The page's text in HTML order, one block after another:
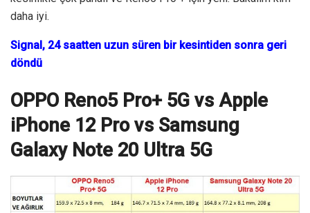
daha iyi.
Signal, 24 saatten uzun süren bir kesintiden sonra geri
döndü
OPPO Reno5 Pro+ 5G vs Apple
iPhone 12 Pro vs Samsung
Galaxy Note 20 Ultra 5G